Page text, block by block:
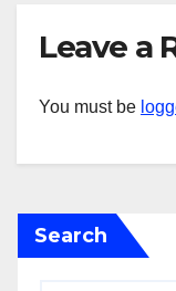
Leave a
You must be
Search